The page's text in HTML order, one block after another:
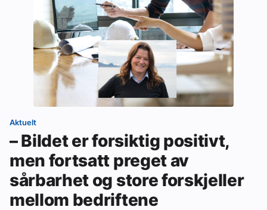
Aktuelt
– Bildet er forsiktig positivt,
men fortsatt preget av
sårbarhet og store forskjeller
mellom bedriftene